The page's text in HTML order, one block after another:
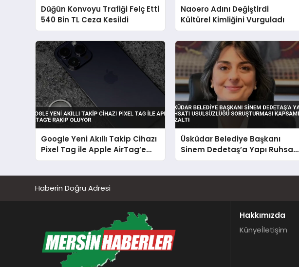
Düğün Konvoyu Trafiği Felç Etti
540 Bin TL Ceza Kesildi
Naoero Adını Değiştirdi
Kültürel Kimliğini Vurguladı
Google Yeni Akıllı Takip Cihazı
Pixel Tag ile Apple AirTag’e
Rakip Oluyor
Üsküdar Belediye Başkanı
Sinem Dedetaş’a Yapı Ruhsatı
Usulsüzlüğü Soruşturması
Haberin Doğru Adresi
Hakkımızda
Künyeİletişim